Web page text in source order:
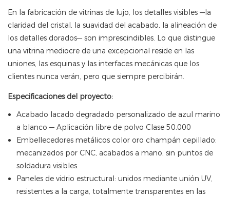
En la fabricación de vitrinas de lujo, los detalles visibles —la
claridad del cristal, la suavidad del acabado, la alineación de
los detalles dorados— son imprescindibles. Lo que distingue
una vitrina mediocre de una excepcional reside en las
uniones, las esquinas y las interfaces mecánicas que los
clientes nunca verán, pero que siempre percibirán.
Especificaciones del proyecto:
Acabado lacado degradado personalizado de azul marino
a blanco — Aplicación libre de polvo Clase 50.000
Embellecedores metálicos color oro champán cepillado:
mecanizados por CNC, acabados a mano, sin puntos de
soldadura visibles.
Paneles de vidrio estructural: unidos mediante unión UV,
resistentes a la carga, totalmente transparentes en las